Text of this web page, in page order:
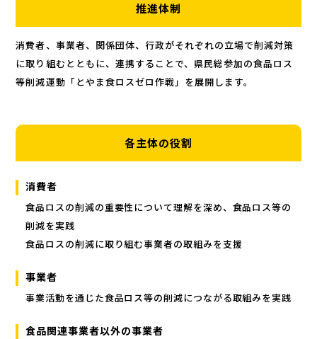
推進体制
消費者、事業者、関係団体、行政がそれぞれの立場で削減対策
に取り組むとともに、連携することで、県民総参加の食品ロス
等削減運動「とやま食ロスゼロ作戦」を展開します。
各主体の役割
消費者
食品ロスの削減の重要性について理解を深め、食品ロス等の
削減を実践
食品ロスの削減に取り組む事業者の取組みを支援
事業者
事業活動を通じた食品ロス等の削減につながる取組みを実践
食品関連事業者以外の事業者